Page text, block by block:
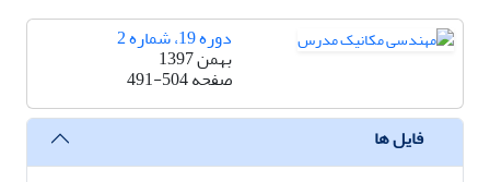
دوره 19، شماره 2
بهمن 1397
صفحه491-504
فایل ها